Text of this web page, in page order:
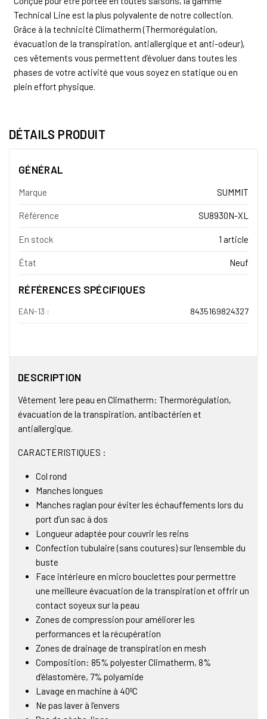
Technical Line est la plus polyvalente de notre collection.
Grâce à la technicité Climatherm (Thermorégulation,
évacuation de la transpiration, antiallergique et anti-odeur),
ces vêtements vous permettent d’évoluer dans toutes les
phases de votre activité que vous soyez en statique ou en
plein effort physique.
DÉTAILS PRODUIT
GÉNÉRAL
Marque SUMMIT
Référence SU8930N-XL
En stock 1 article
État Neuf
RÉFÉRENCES SPÉCIFIQUES
EAN-13 : 8435169824327
DESCRIPTION
Vêtement 1ere peau en Climatherm: Thermorégulation,
évacuation de la transpiration, antibactérien et
antiallergique.
CARACTERISTIQUES :
Col rond
Manches longues
Manches raglan pour éviter les échauffements lors du
port d’un sac à dos
Longueur adaptée pour couvrir les reins
Confection tubulaire (sans coutures) sur l'ensemble du
buste
Face intérieure en micro bouclettes pour permettre
une meilleure évacuation de la transpiration et offrir un
contact soyeux sur la peau
Zones de compression pour améliorer les
performances et la récupération
Zones de drainage de transpiration en mesh
Composition: 85% polyester Climatherm, 8%
d’élastomère, 7% polyamide
Lavage en machine à 40ºC
Ne pas laver à l’envers